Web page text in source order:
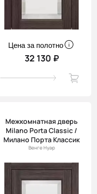
Цена за полотно
32 130 ₽
Межкомнатная дверь
Milano Porta Classic /
Милано Порта Классик
Венге Нуар